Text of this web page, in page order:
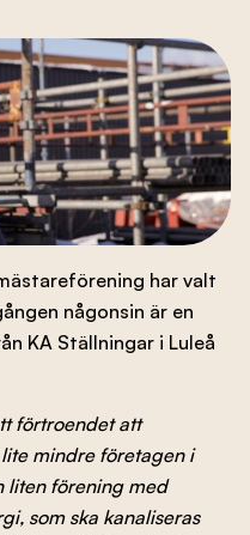
har valt
någonsin är en
KA Ställningar i Luleå
förtroendet att
mindre företagen i
liten förening med
som ska kanaliseras